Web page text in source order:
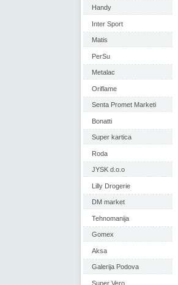
Handy
Inter Sport
Matis
PerSu
Metalac
Oriflame
Senta Promet Marketi
Bonatti
Super kartica
Roda
JYSK d.o.o
Lilly Drogerie
DM market
Tehnomanija
Gomex
Aksa
Galerija Podova
Super Vero